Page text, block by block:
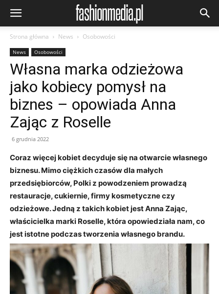
Strona główna News Osobowości
News Osobowości
Własna marka odzieżowa
jako kobiecy pomysł na
biznes – opowiada Anna
Zając z Roselle
6 grudnia 2022
Coraz więcej kobiet decyduje się na otwarcie własnego
biznesu. Mimo ciężkich czasów dla małych
przedsiębiorców, Polki z powodzeniem prowadzą
restauracje, cukiernie, firmy kosmetyczne czy
odzieżowe. Jedną z takich kobiet jest Anna Zając,
właścicielka marki Roselle, która opowiedziała nam, co
jest istotne podczas tworzenia własnego brandu.